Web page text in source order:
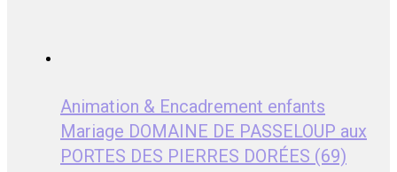
Animation & Encadrement enfants
Mariage DOMAINE DE PASSELOUP aux
PORTES DES PIERRES DORÉES (69)